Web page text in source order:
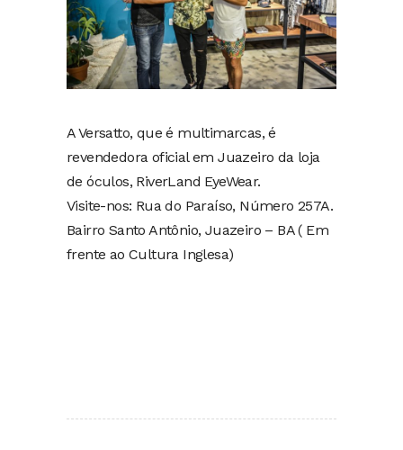
A Versatto, que é multimarcas, é
revendedora oficial em Juazeiro da loja
de óculos, RiverLand EyeWear.
Visite-nos: Rua do Paraíso, Número 257A.
Bairro Santo Antônio, Juazeiro – BA ( Em
frente ao Cultura Inglesa)